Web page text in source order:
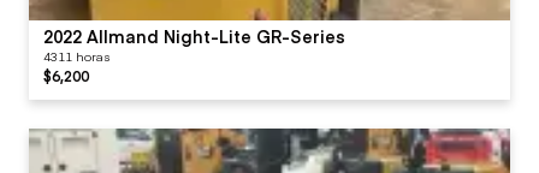
2022 Allmand Night-Lite GR-Series
4311 horas
$6,200